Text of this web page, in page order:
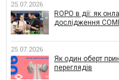
25.07.2026
ROPO в дії: як
дослідження
25.07.2026
Як один оберт
переглядів